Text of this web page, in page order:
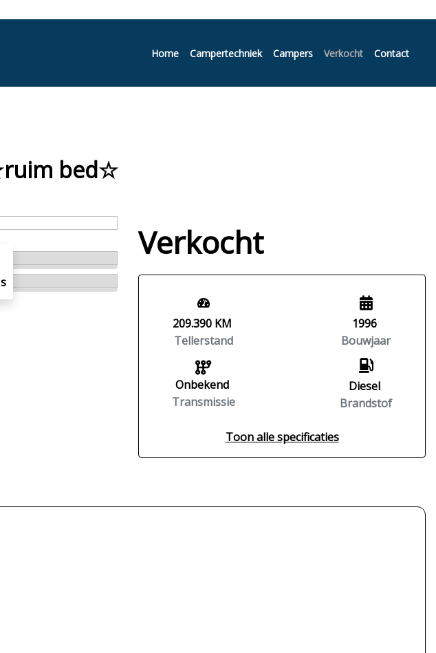
Home Campertechniek Campers Verkocht Contact
bed☆
Verkocht
209.390 KM
Tellerstand
Onbekend
Transmissie
1996
Bouwjaar
Diesel
Brandstof
Toon alle specificaties